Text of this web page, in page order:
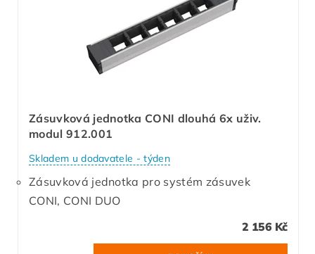
Zásuvková jednotka CONI dlouhá 6x uživ.
modul 912.001
Skladem u dodavatele - týden
Zásuvková jednotka pro systém zásuvek
CONI, CONI DUO
2 156 Kč